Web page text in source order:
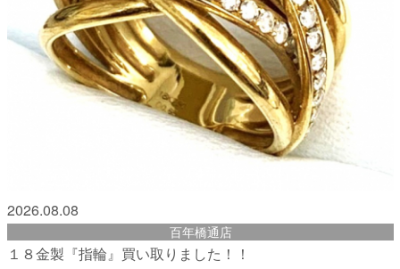
2026.08.08
百年橋通店
１８金製『指輪』買い取りました！！